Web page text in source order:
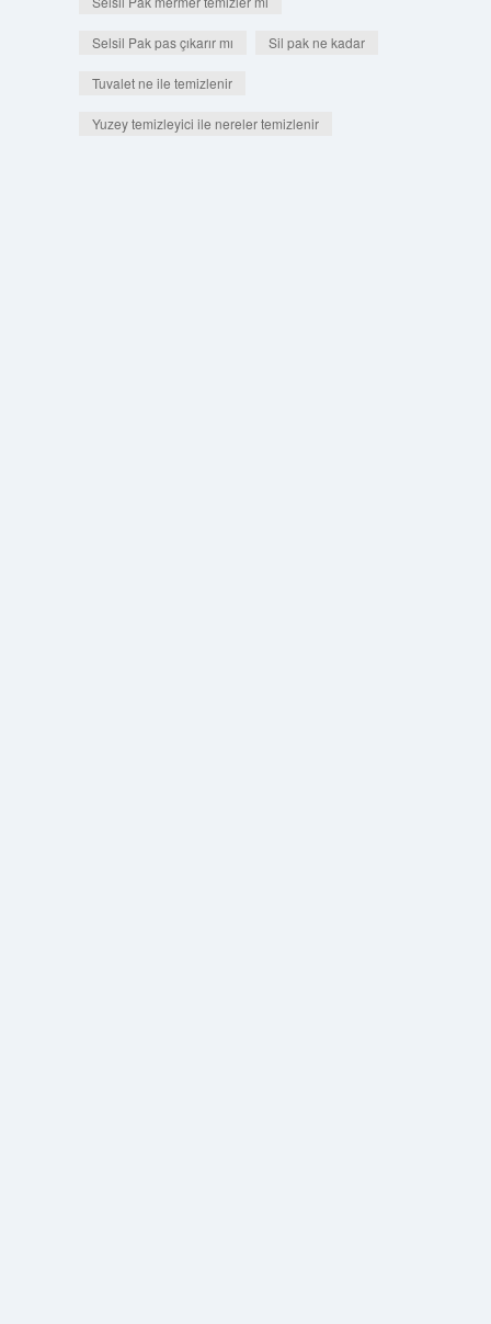
Selsil Pak pas çıkarır mı Sil pak ne kadar
Tuvalet ne ile temizlenir
Yuzey temizleyici ile nereler temizlenir